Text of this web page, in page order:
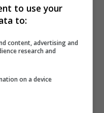
to use your
to:
content, advertising and
research and
on a device